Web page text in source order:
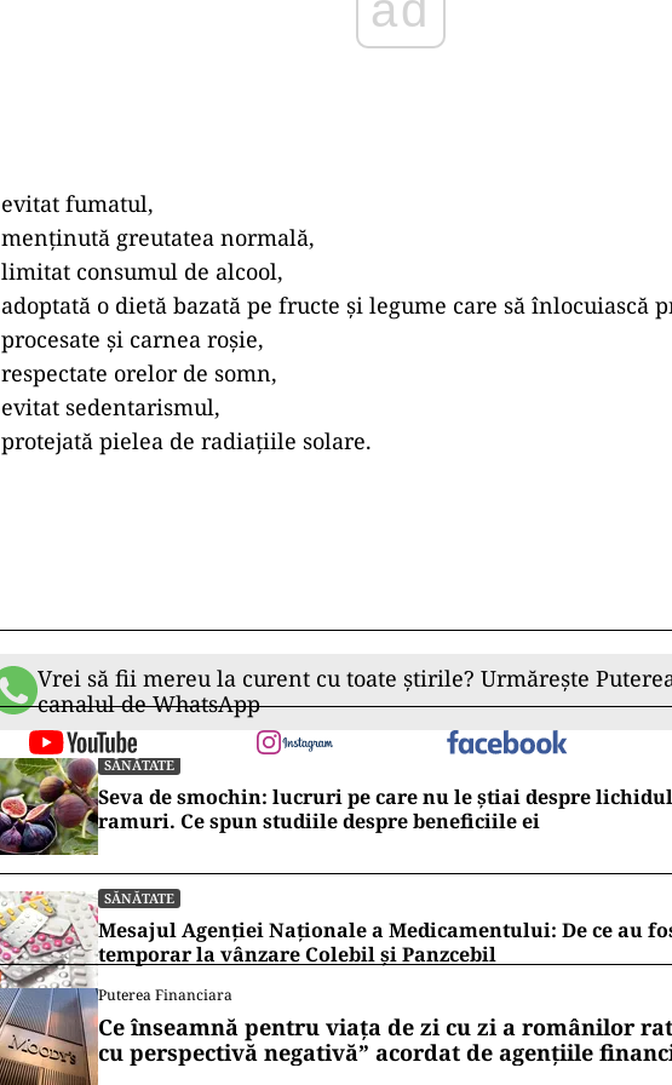
evitat fumatul,
menținută greutatea normală,
limitat consumul de alcool,
adoptată o dietă bazată pe fructe și legume care să înlocuiască
procesate și carnea roșie,
respectate orelor de somn,
evitat sedentarismul,
protejată pielea de radiațiile solare.
Vrei să fii mereu la curent cu toate știrile? Urmărește
canalul de WhatsApp
SĂNĂTATE
Seva de smochin: lucruri pe care nu le știai despre
ramuri. Ce spun studiile despre beneficiile ei
SĂNĂTATE
Mesajul Agenției Naționale a Medicamentului: De ce au
temporar la vânzare Colebil și Panzcebil
Puterea Financiara
Ce înseamnă pentru viața de zi cu zi a românilor
cu perspectivă negativă” acordat de agențiile